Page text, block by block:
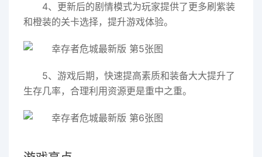
4、更新后的剧情模式为玩家提供了更多刷紫装
和橙装的关卡选择，提升游戏体验。
5、游戏后期，快速提高素质和装备大大提升了
生存几率，合理利用资源更是重中之重。